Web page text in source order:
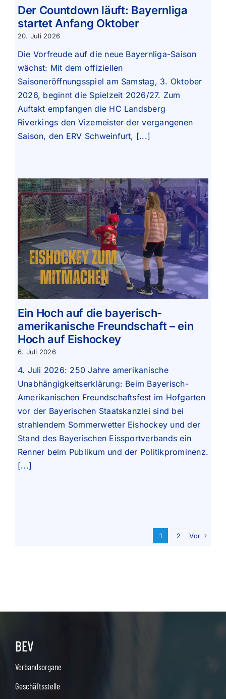
Der Countdown läuft: Bayernliga
startet Anfang Oktober
20. Juli 2026
Die Vorfreude auf die neue Bayernliga-Saison
wächst: Mit dem offiziellen
Saisoneröffnungsspiel am Samstag, 3. Oktober
2026, beginnt die Spielzeit 2026/27. Zum
Auftakt empfangen die HC Landsberg
Riverkings den Vizemeister der vergangenen
Saison, den ERV Schweinfurt, [...]
Ein Hoch auf die bayerisch-
amerikanische Freundschaft – ein
Hoch auf Eishockey
6. Juli 2026
4. Juli 2026: 250 Jahre amerikanische
Unabhängigkeitserklärung: Beim Bayerisch-
Amerikanischen Freundschaftsfest im Hofgarten
vor der Bayerischen Staatskanzlei sind bei
strahlendem Sommerwetter Eishockey und der
Stand des Bayerischen Eissportverbands ein
Renner beim Publikum und der Politikprominenz.
[...]
1 2 Vor
BEV
Verbandsorgane
Geschäftsstelle